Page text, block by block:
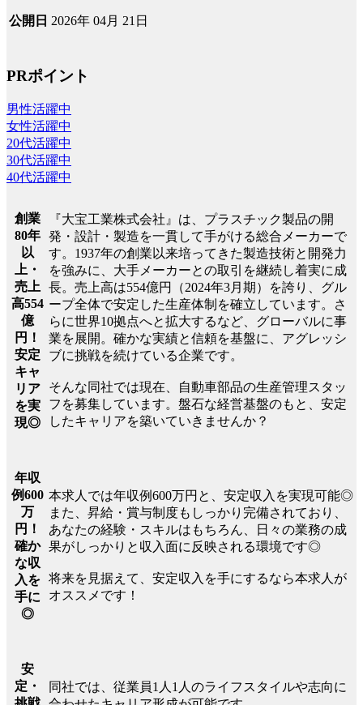
公開日 2026年 04月 21日
PRポイント
男性活躍中
女性活躍中
20代活躍中
30代活躍中
40代活躍中
創業
80年
以
上・
売上
高554
億
円！
安定
キャ
リア
を実
現◎
『大宝工業株式会社』は、プラスチック製品の開
発・設計・製造を一貫して手がける総合メーカーで
す。1937年の創業以来培ってきた製造技術と開発力
を強みに、大手メーカーとの取引を継続し着実に成
長。売上高は554億円（2024年3月期）を誇り、グル
ープ全体で安定した生産体制を確立しています。さ
らに世界10拠点へと拡大するなど、グローバルに事
業を展開。確かな実績と信頼を基盤に、アグレッシ
ブに挑戦を続けている企業です。
そんな同社では現在、自動車部品の生産管理スタッ
フを募集しています。盤石な経営基盤のもと、安定
したキャリアを築いていきませんか？
年収
例600
万
円！
確か
な収
入を
手に
◎
本求人では年収例600万円と、安定収入を実現可能◎
また、昇給・賞与制度もしっかり完備されており、
あなたの経験・スキルはもちろん、日々の業務の成
果がしっかりと収入面に反映される環境です◎
将来を見据えて、安定収入を手にするなら本求人が
オススメです！
安
定・
同社では、従業員1人1人のライフスタイルや志向に